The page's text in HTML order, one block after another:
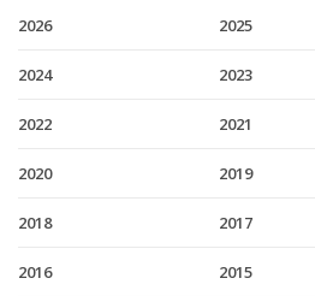
2026 2025
2024 2023
2022 2021
2020 2019
2018 2017
2016 2015